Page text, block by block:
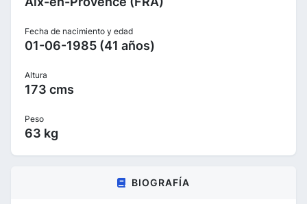
Fecha de nacimiento y edad
01-06-1985 (41 años)
Altura
173 cms
Peso
63 kg
BIOGRAFÍA